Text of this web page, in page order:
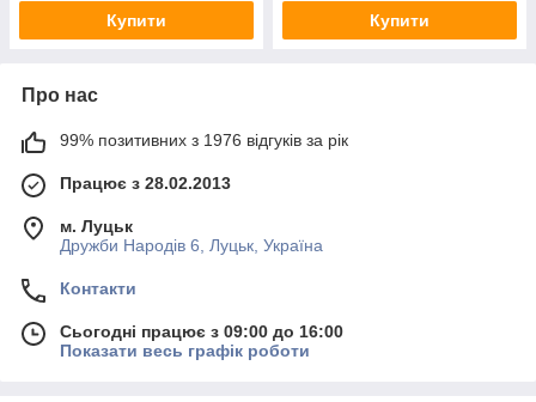
Купити Купити
Про нас
99% позитивних з 1976 відгуків за рік
Працює з 28.02.2013
м. Луцьк
Дружби Народів 6, Луцьк, Україна
Контакти
Сьогодні працює з 09:00 до 16:00
Показати весь графік роботи